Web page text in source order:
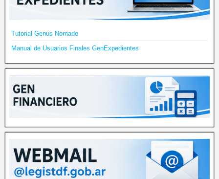
Tutorial Genus Nomade
Manual de Usuarios Finales GenExpedientes